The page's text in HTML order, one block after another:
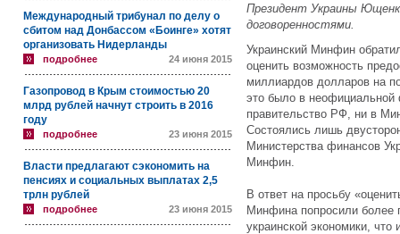
Международный трибунал по делу о
сбитом над Донбассом «Боинге» хотят
организовать Нидерланды
подробнее 24 июня 2015
Газопровод в Крым стоимостью 20
млрд рублей начнут строить в 2016
году
подробнее 23 июня 2015
Власти предлагают сэкономить на
пенсиях и социальных выплатах 2,5
трлн рублей
подробнее 23 июня 2015
Президент Украины
договоренностями.
Украинский Минфин
оценить возможность
миллиардов долларов на
это было в
правительство РФ, ни в
Состоялись лишь
Министерства финансов
Минфин.
В ответ на просьбу
Минфина попросили более
украинской экономики,